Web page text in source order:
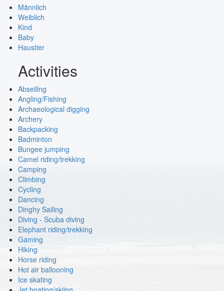
Männlich
Weiblich
Kind
Baby
Haustier
Activities
Abseiling
Angling/Fishing
Archaeological digging
Archery
Backpacking
Badminton
Bungee jumping
Camel riding/trekking
Camping
Climbing
Cycling
Dancing
Dinghy Sailing
Diving - Scuba diving
Elephant riding/trekking
Gaming
Hiking
Horse riding
Hot air ballooning
Ice skating